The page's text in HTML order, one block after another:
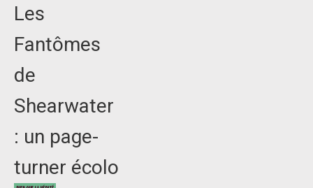
Les
Fantômes
de
Shearwater
: un page-
turner écolo